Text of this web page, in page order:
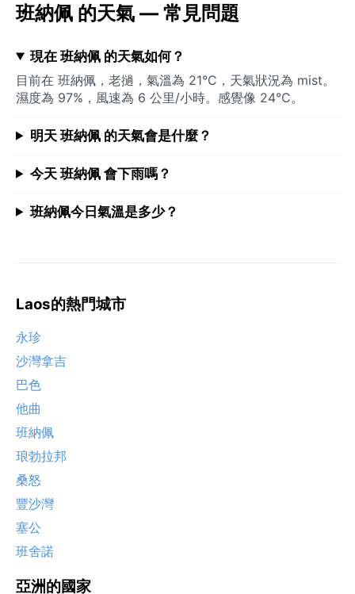
班納佩 的天氣 — 常見問題
現在 班納佩 的天氣如何？
目前在 班納佩，老撾，氣溫為 21°C，天氣狀況為 mist。
濕度為 97%，風速為 6 公里/小時。感覺像 24°C。
明天 班納佩 的天氣會是什麼？
今天 班納佩 會下雨嗎？
班納佩今日氣溫是多少？
Laos的熱門城市
永珍
沙灣拿吉
巴色
他曲
班納佩
琅勃拉邦
桑怒
豐沙灣
塞公
班舍諾
亞洲的國家